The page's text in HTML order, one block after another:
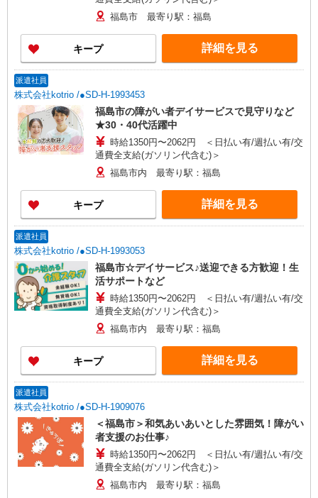
福島市 最寄り駅：福島
キープ 詳細を見る
派遣社員
株式会社kotrio /●SD-H-1993453
福島市の障がい者デイサービスで見守りなど
★30・40代活躍中
時給1350円〜2062円 ＜日払い有/週払い有/交
通費全支給(ガソリン代含む)＞
福島市内 最寄り駅：福島
キープ 詳細を見る
派遣社員
株式会社kotrio /●SD-H-1993053
福島市☆デイサービス♪送迎できる方歓迎！生
活サポートなど
時給1350円〜2062円 ＜日払い有/週払い有/交
通費全支給(ガソリン代含む)＞
福島市内 最寄り駅：福島
キープ 詳細を見る
派遣社員
株式会社kotrio /●SD-H-1909076
＜福島市＞和気あいあいとした雰囲気！障がい
者支援のお仕事♪
時給1350円〜2062円 ＜日払い有/週払い有/交
通費全支給(ガソリン代含む)＞
福島市内 最寄り駅：福島